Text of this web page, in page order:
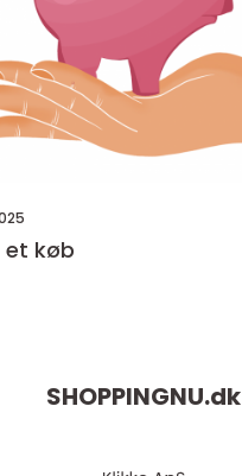
et køb
SHOPPINGNU.dk